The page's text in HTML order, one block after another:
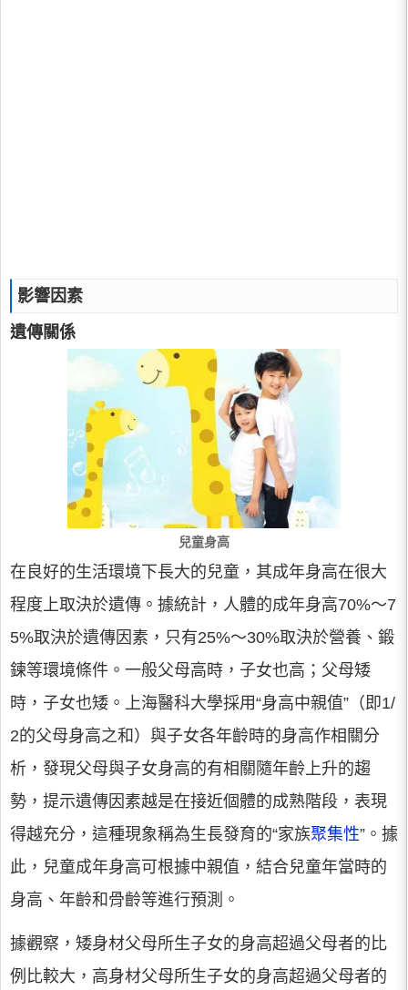
影響因素
遺傳關係
兒童身高
在良好的生活環境下長大的兒童，其成年身高在很大
程度上取決於遺傳。據統計，人體的成年身高70%～7
5%取決於遺傳因素，只有25%～30%取決於營養、鍛
鍊等環境條件。一般父母高時，子女也高；父母矮
時，子女也矮。上海醫科大學採用“身高中親值”（即1/
2的父母身高之和）與子女各年齡時的身高作相關分
析，發現父母與子女身高的有相關隨年齡上升的趨
勢，提示遺傳因素越是在接近個體的成熟階段，表現
得越充分，這種現象稱為生長發育的“家族聚集性”。據
此，兒童成年身高可根據中親值，結合兒童年當時的
身高、年齡和骨齡等進行預測。
據觀察，矮身材父母所生子女的身高超過父母者的比
例比較大，高身材父母所生子女的身高超過父母者的